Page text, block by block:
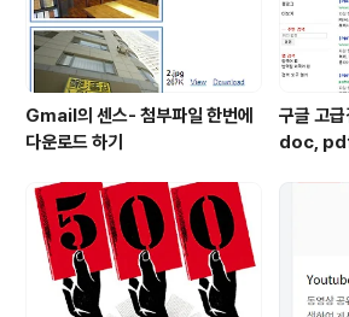
Gmail의 센스- 첨부파일 한번에
다운로드 하기
구글 고
doc,